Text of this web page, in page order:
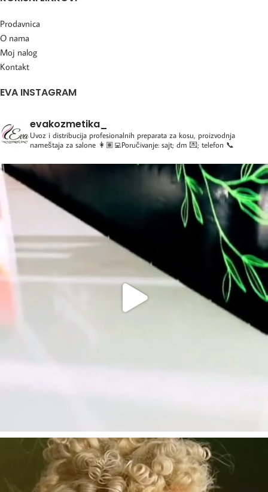
Prodavnica
O nama
Moj nalog
Kontakt
EVA INSTAGRAM
evakozmetika_
Uvoz i distribucija profesionalnih preparata za kosu, proizvodnja
nameštaja za salone 👩🏽‍💻Poručivanje: sajt; dm 💌; telefon 📞